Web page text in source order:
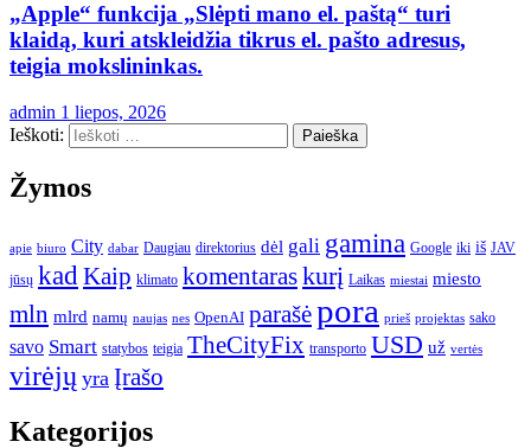
„Apple“ funkcija „Slėpti mano el. paštą“ turi
klaidą, kuri atskleidžia tikrus el. pašto adresus,
teigia mokslininkas.
admin 1 liepos, 2026
Ieškoti:
Žymos
apie biuro City dabar Daugiau direktorius dėl gali gamina Google iki iš JAV
jūsų kad Kaip klimato komentaraskurį Laikas miestai miesto
mln mlrd namų naujas nes OpenAI parašėpora prieš projektas sako
savo Smart statybos teigia TheCityFix transporto USD už vertės
virėjų yra Įrašo
Kategorijos